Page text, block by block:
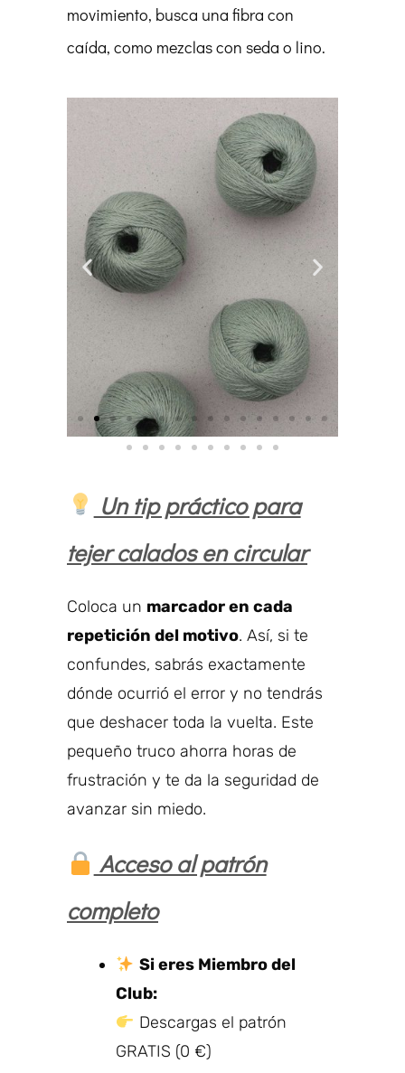
movimiento, busca una fibra con
caída, como mezclas con seda o lino.
Un tip práctico para
tejer calados en circular
Coloca un marcador en cada
repetición del motivo. Así, si te
confundes, sabrás exactamente
dónde ocurrió el error y no tendrás
que deshacer toda la vuelta. Este
pequeño truco ahorra horas de
frustración y te da la seguridad de
avanzar sin miedo.
Acceso al patrón
completo
Si eres Miembro del
Club:
Descargas el patrón
GRATIS (0 €)